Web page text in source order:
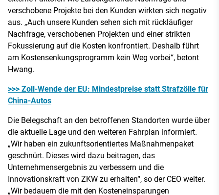
verschobene Projekte bei den Kunden wirkten sich negativ
aus. „Auch unsere Kunden sehen sich mit rückläufiger
Nachfrage, verschobenen Projekten und einer strikten
Fokussierung auf die Kosten konfrontiert. Deshalb führt
am Kostensenkungsprogramm kein Weg vorbei“, betont
Hwang.
>>> Zoll-Wende der EU: Mindestpreise statt Strafzölle für
China-Autos
Die Belegschaft an den betroffenen Standorten wurde über
die aktuelle Lage und den weiteren Fahrplan informiert.
„Wir haben ein zukunftsorientiertes Maßnahmenpaket
geschnürt. Dieses wird dazu beitragen, das
Unternehmensergebnis zu verbessern und die
Innovationskraft von ZKW zu erhalten“, so der CEO weiter.
„Wir bedauern die mit den Kosteneinsparungen